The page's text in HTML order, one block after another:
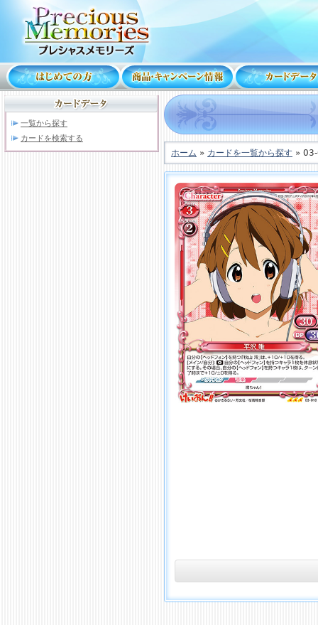
一覧から探す
カードを検索する
ホーム » カードを一覧から探す »